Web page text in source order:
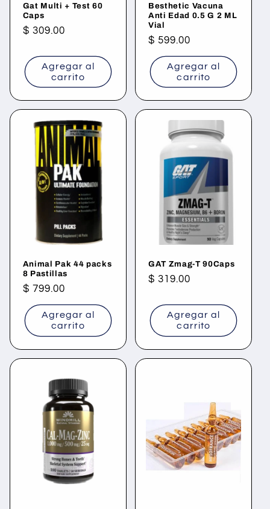
Gat Multi + Test 60
Caps
Precio
$ 309.00
Agregar al
carrito
Besthetic Vacuna
Anti Edad 0.5 G 2 ML
Vial
Precio
habitual
$ 599.00
Agregar al
carrito
Animal Pak 44 packs
8 Pastillas
Precio
habitual
$ 799.00
Agregar al
carrito
GAT Zmag-T 90Caps
Precio
$ 319.00
Agregar al
carrito